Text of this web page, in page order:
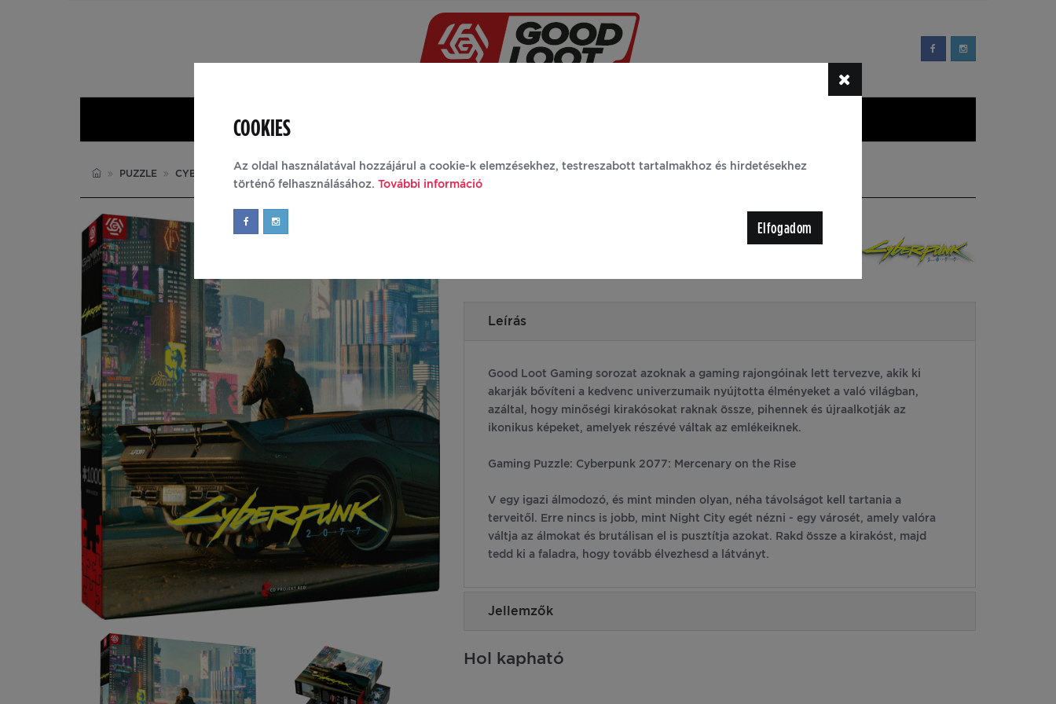
Nyitólap
PUZZLE CYBERPUNK 2077
Gaming Puzzle: Cyberpunk 2077: Mercenary on the Rise puzzle -
Leírás
Good Loot Gaming sorozat azoknak a gaming rajongóinak lett tervezve, akik ki
akarják bővíteni a kedvenc univerzumaik nyújtotta élményeket a való világban,
azáltal, hogy minőségi kirakósokat raknak össze, pihennek és újraalkotják az
ikonikus képeket, amelyek részévé váltak az emlékeiknek.
Gaming Puzzle: Cyberpunk 2077: Mercenary on the Rise
V egy igazi álmodozó, és mint minden olyan, néha távolságot kell tartania a
terveitől. Erre nincs is jobb, mint Night City egét nézni - egy városét, amely valóra
váltja az álmokat és brutálisan el is pusztítja azokat. Rakd össze a kirakóst, majd
tedd ki a faladra, hogy tovább élvezhesd a látványt.
Jellemzők
Hol kapható
COOKIES
Az oldal használatával hozzájárul a cookie-k elemzésekhez, testreszabott tartalmakhoz és hirdetésekhez
történő felhasználásához. További információ
Elfogadom